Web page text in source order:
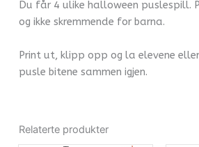
Du får 4 ulike halloween puslespill.
og ikke skremmende for barna.
Print ut, klipp opp og la elevene
pusle bitene sammen igjen.
Relaterte produkter